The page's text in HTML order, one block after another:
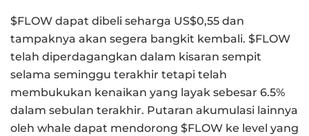
$FLOW dapat dibeli seharga US$0,55 dan
tampaknya akan segera bangkit kembali. $FLOW
telah diperdagangkan dalam kisaran sempit
selama seminggu terakhir tetapi telah
membukukan kenaikan yang layak sebesar 6.5%
dalam sebulan terakhir. Putaran akumulasi lainnya
oleh whale dapat mendorong $FLOW ke level yang